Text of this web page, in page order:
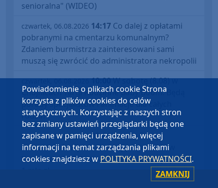
senioralna" (WIDEO)
czwartek, 06.08.2026 14:17 Co dalej z opłatami
pobranymi na cmentarzu komunalnym?
Zdaniem burmistrza zainteresowani sami
muszą się zwrócić do administratora nekropolii
czwartek, 06.08.2026 10:00W sobotę (8.08) w
Chojnicach Targi Rodzinne Baby Boom. Będą
porady specjalistów i animacje dla całych
rodzin
czwartek, 06.08.2026 09:01Gmina Brusy
remontuje budynek dawnej pastorówki w
Kosobudach. Odnowa zabytku kosztuje ponad
Powiadomienie o plikach cookie Strona
korzysta z plików cookies do celów
statystycznych. Korzystając z naszych stron
bez zmiany ustawień przeglądarki będą one
zapisane w pamięci urządzenia, więcej
informacji na temat zarządzania plikami
cookies znajdziesz w POLITYKA PRYWATNOŚCI.
ZAMKNIJ